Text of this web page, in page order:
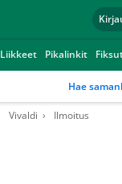
Liikkeet Pikalinkit
Hae
Vivaldi Ilmoitus